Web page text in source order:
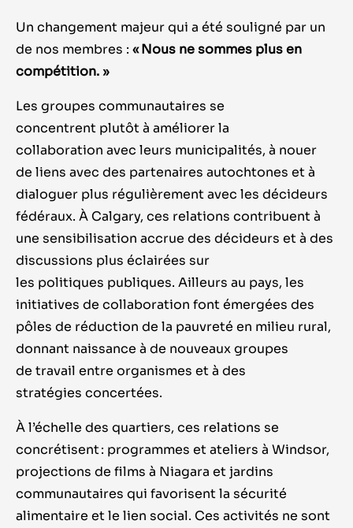
Un changement majeur qui a été souligné par un
de nos membres : « Nous ne sommes plus en
compétition. »
Les groupes communautaires se
concentrent plutôt à améliorer la
collaboration avec leurs municipalités, à nouer
de liens avec des partenaires autochtones et à
dialoguer plus régulièrement avec les décideurs
fédéraux. À Calgary, ces relations contribuent à
une sensibilisation accrue des décideurs et à des
discussions plus éclairées sur
les politiques publiques. Ailleurs au pays, les
initiatives de collaboration font émergées des
pôles de réduction de la pauvreté en milieu rural,
donnant naissance à de nouveaux groupes
de travail entre organismes et à des
stratégies concertées.
À l’échelle des quartiers, ces relations se
concrétisent : programmes et ateliers à Windsor,
projections de films à Niagara et jardins
communautaires qui favorisent la sécurité
alimentaire et le lien social. Ces activités ne sont